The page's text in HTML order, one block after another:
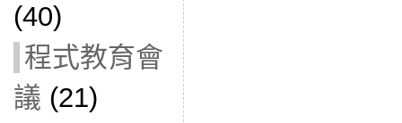
(40)
程式教育會
議 (21)